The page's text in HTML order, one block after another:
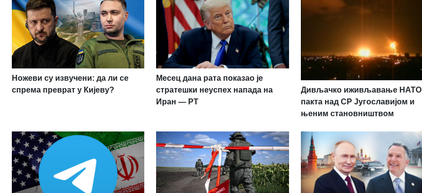
Ножеви су извучени: да ли се
спрема преврат у Кијеву?
Месец дана рата показао је
стратешки неуспех напада на
Иран — РТ
Дивљачко иживљавање НАТО
пакта над СР Југославијом и
њеним становништвом